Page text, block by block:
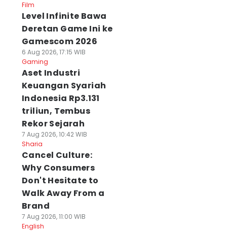
Film
Level Infinite Bawa
Deretan Game Ini ke
Gamescom 2026
6 Aug 2026, 17:15 WIB
Gaming
Aset Industri
Keuangan Syariah
Indonesia Rp3.131
triliun, Tembus
Rekor Sejarah
7 Aug 2026, 10:42 WIB
Sharia
Cancel Culture:
Why Consumers
Don't Hesitate to
Walk Away From a
Brand
7 Aug 2026, 11:00 WIB
English